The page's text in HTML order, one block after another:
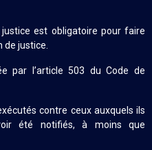
justice est obligatoire pour faire
justice.
par l’article 503 du Code de
contre ceux auxquels ils
été notifiés, à moins que